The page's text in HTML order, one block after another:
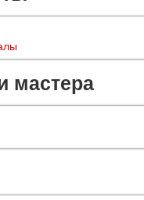
мастера